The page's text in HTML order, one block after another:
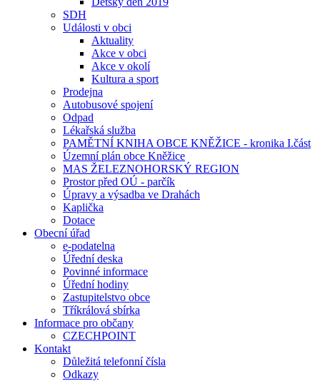
SDH
Události v obci
Aktuality
Akce v obci
Akce v okolí
Kultura a sport
Prodejna
Autobusové spojení
Odpad
Lékařská služba
PAMĚTNÍ KNIHA OBCE KNĚŽICE - kronika I.část
Územní plán obce Kněžice
MAS ŽELEZNOHORSKÝ REGION
Prostor před OÚ - parčík
Úpravy a výsadba ve Drahách
Kaplička
Dotace
Obecní úřad
e-podatelna
Úřední deska
Povinné informace
Úřední hodiny
Zastupitelstvo obce
Tříkrálová sbírka
Informace pro občany
CZECHPOINT
Kontakt
Důležitá telefonní čísla
Odkazy